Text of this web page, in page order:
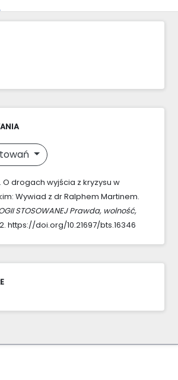
O drogach wyjścia z kryzysu w
Wywiad z dr Ralphem Martinem.
STOSOWANEJ Prawda, wolność,
https://doi.org/10.21697/bts.16346